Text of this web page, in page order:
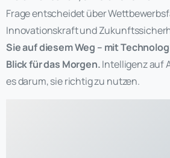
Frage entscheidet über
Innovationskraft und
Sie auf diesem Weg – mit
Blick für das Morgen.Intelligenz auf
es darum, sie richtig zu nutzen.